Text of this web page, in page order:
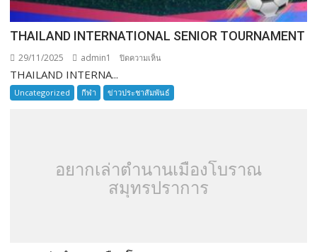
THAILAND INTERNATIONAL SENIOR TOURNAMENT
29/11/2025 admin1 ปิดความเห็น
INTERNATIONAL
SENIOR
THAILAND INTERNA...
Uncategorized กีฬา ข่าวประชาสัมพันธ์
อยากเล่าตำนานเมืองโบราณ
สมุทรปราการ